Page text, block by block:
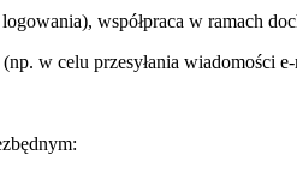
współpraca w ramach
w celu przesyłania wiadomości